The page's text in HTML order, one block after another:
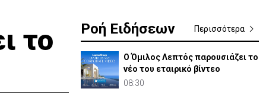
το
Ροή Ειδήσεων Περισσότερα
Ο Όμιλος Λεπτός παρουσιάζει το
νέο του εταιρικό βίντεο
08:30